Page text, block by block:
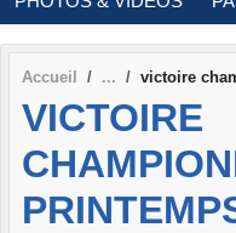
Accueil victoire
VICTOIRE